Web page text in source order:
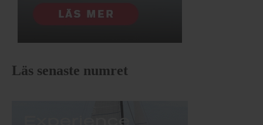
Läs senaste numret